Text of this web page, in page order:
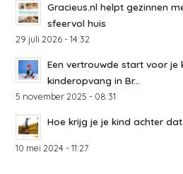
Gracieus.nl helpt gezinnen
sfeervol huis
29 juli 2026 - 14:32
Een vertrouwde start voor je
kinderopvang in Br...
5 november 2025 - 08:31
Hoe krijg je je kind achter
10 mei 2024 - 11:27